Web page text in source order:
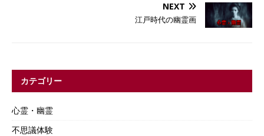
NEXT
江戸時代の幽霊画
カテゴリー
心霊・幽霊
不思議体験